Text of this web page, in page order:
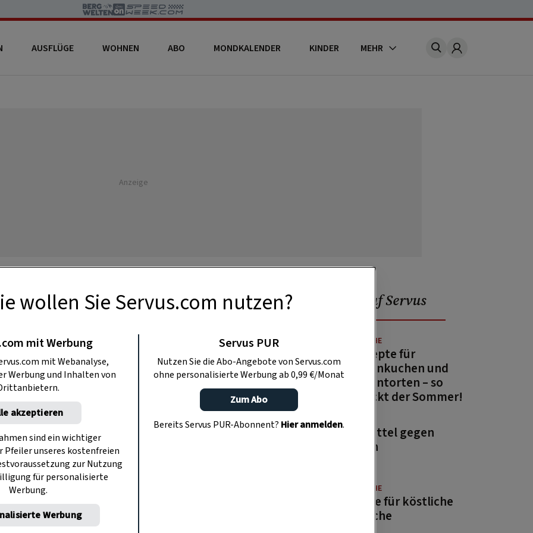
AUSFLÜGE WOHNEN ABO MONDKALENDER KINDER MEHR Account
Anzeige
wird zum
stellt sich ein hölzernes Ruderboot
Als elegantes Regal für
Krimskrams.
Beliebt auf Servus
GUTE KÜCHE
13 Rezepte für
Zitronenkuchen und
Zitronentorten – so
schmeckt der Sommer!
GARTEN
Hausmittel gegen
Wespen
GUTE KÜCHE
Rezepte für köstliche
Aufstriche
wollen Sie Servus.com nutzen?
mit Werbung
mit Webanalyse,
Werbung und Inhalten von
akzeptieren
sind ein wichtiger
unseres kostenfreien
zur Nutzung
für personalisierte
Werbung.
Werbung
Servus PUR
Nutzen Sie die Abo-Angebote von Servus.com
ohne personalisierte Werbung ab 0,99 €/Monat
Zum Abo
Bereits Servus PUR-Abonnent? Hier anmelden.